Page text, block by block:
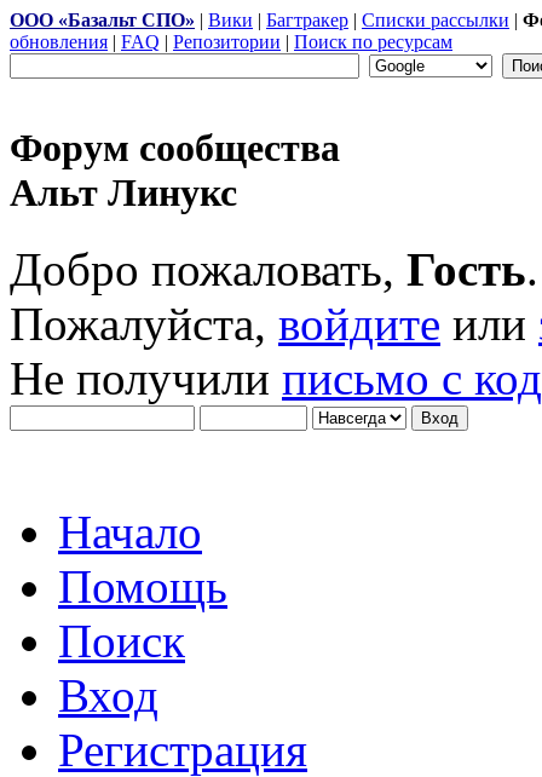
ООО «Базальт СПО» | Вики | Багтракер | Списки рассылки |
обновления | FAQ | Репозитории | Поиск по ресурсам
Форум сообщества
Альт Линукс
Добро пожаловать, Гость.
Пожалуйста, войдите или
Не получили письмо с
Начало
Помощь
Поиск
Вход
Регистрация